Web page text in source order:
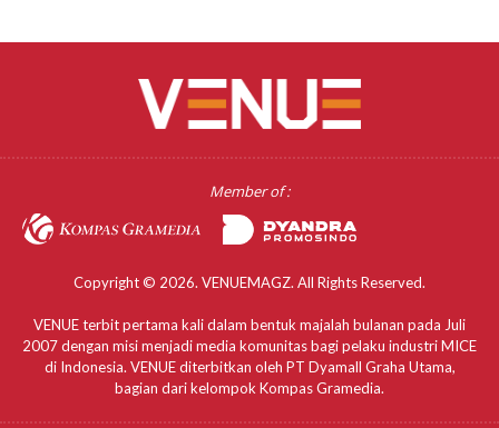
Member of :
Copyright © 2026. VENUEMAGZ. All Rights Reserved.
VENUE terbit pertama kali dalam bentuk majalah bulanan pada Juli
2007 dengan misi menjadi media komunitas bagi pelaku industri MICE
di Indonesia. VENUE diterbitkan oleh PT Dyamall Graha Utama,
bagian dari kelompok Kompas Gramedia.